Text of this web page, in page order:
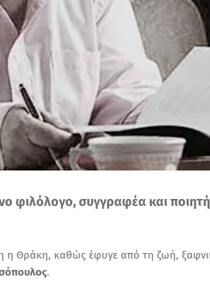
φιλόλογο, συγγραφέα και
η Θράκη, καθώς έφυγε από τη ζωή,
.